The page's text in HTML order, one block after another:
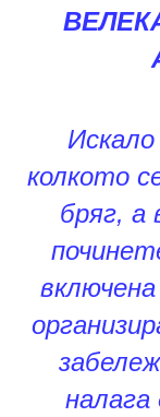
колкото
бряг, а